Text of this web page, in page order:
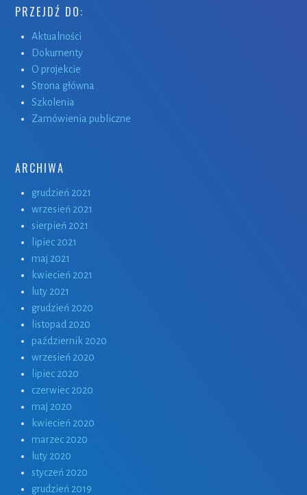
PRZEJDŹ DO:
Aktualności
Dokumenty
O projekcie
Strona główna
Szkolenia
Zamówienia publiczne
ARCHIWA
grudzień 2021
wrzesień 2021
sierpień 2021
lipiec 2021
maj 2021
kwiecień 2021
luty 2021
grudzień 2020
listopad 2020
październik 2020
wrzesień 2020
lipiec 2020
czerwiec 2020
maj 2020
kwiecień 2020
marzec 2020
luty 2020
styczeń 2020
grudzień 2019